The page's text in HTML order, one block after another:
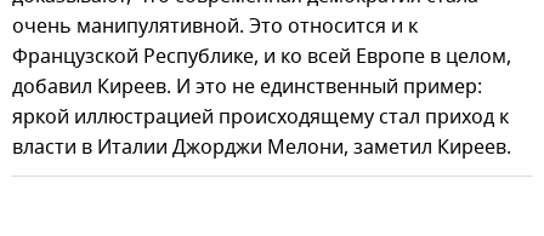
очень манипулятивной. Это относится и к
Французской Республике, и ко всей Европе в целом,
добавил Киреев. И это не единственный пример:
яркой иллюстрацией происходящему стал приход к
власти в Италии Джорджи Мелони, заметил Киреев.